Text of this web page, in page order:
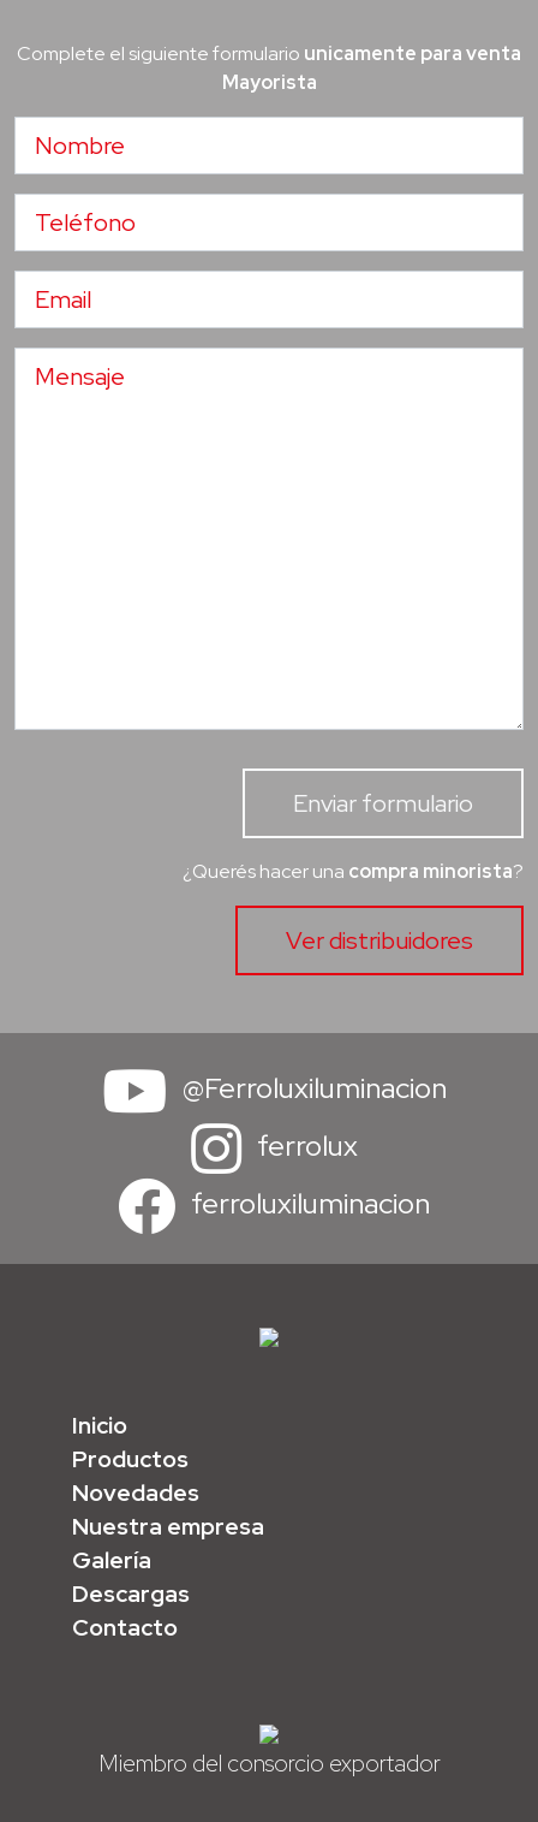
Complete el siguiente formulario unicamente para venta
Mayorista
Enviar formulario
¿Querés hacer una compra minorista?
Ver distribuidores
@Ferroluxiluminacion
ferrolux
ferroluxiluminacion
Inicio
Productos
Novedades
Nuestra empresa
Galería
Descargas
Contacto
Miembro del consorcio exportador